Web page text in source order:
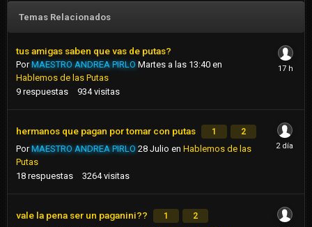
Temas Relacionados
tus amigas saben que vas de putas?
PorMAESTRO ANDREA PIRLO Martes a las 13:40 en
Hablemos de las Putas
9 respuestas 934 visitas
hermanos que pagan por tomar con putas 1 2
PorMAESTRO ANDREA PIRLO 28 Julio en Hablemos de las
Putas
18 respuestas 3264 visitas
vale la pena ser un paganini?? 1 2